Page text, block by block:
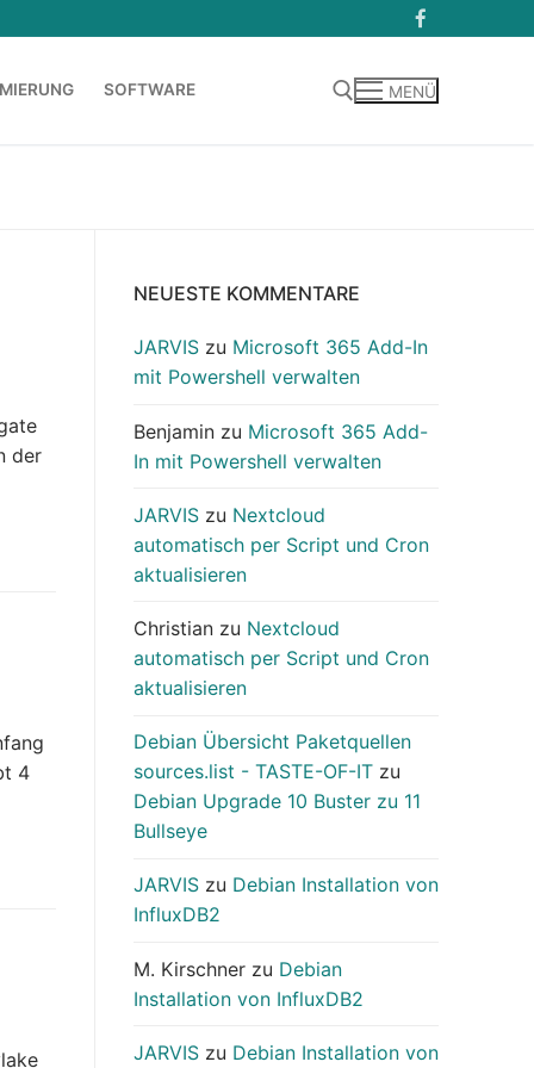
SOFTWARE MENÜ
der
4
NEUESTE KOMMENTARE
JARVIS zu Microsoft 365 Add-In
mit Powershell verwalten
Benjamin zu Microsoft 365 Add-
In mit Powershell verwalten
JARVIS zu Nextcloud
automatisch per Script und Cron
aktualisieren
Christian zu Nextcloud
automatisch per Script und Cron
aktualisieren
Debian Übersicht Paketquellen
sources.list - TASTE-OF-IT zu
Debian Upgrade 10 Buster zu 11
Bullseye
JARVIS zu Debian Installation von
InfluxDB2
M. Kirschner zu Debian
Installation von InfluxDB2
JARVIS zu Debian Installation von